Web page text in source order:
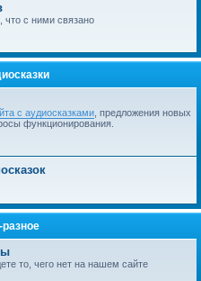
что с ними связано
с аудиосказками , предложения новых
функционирования.
разное
то, чего нет на нашем сайте